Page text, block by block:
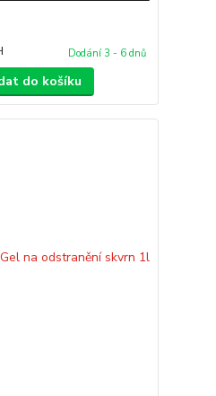
Dodání 3 - 6 dnů
do košíku